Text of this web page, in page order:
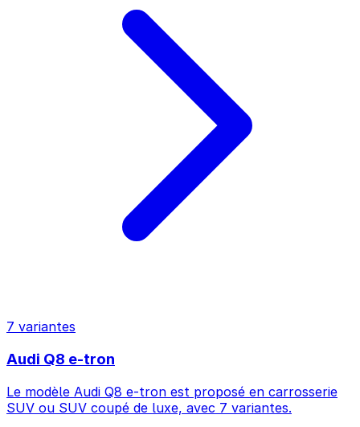
7 variantes
Audi Q8 e-tron
Le modèle Audi Q8 e-tron est proposé en carrosserie
SUV ou SUV coupé de luxe, avec 7 variantes.